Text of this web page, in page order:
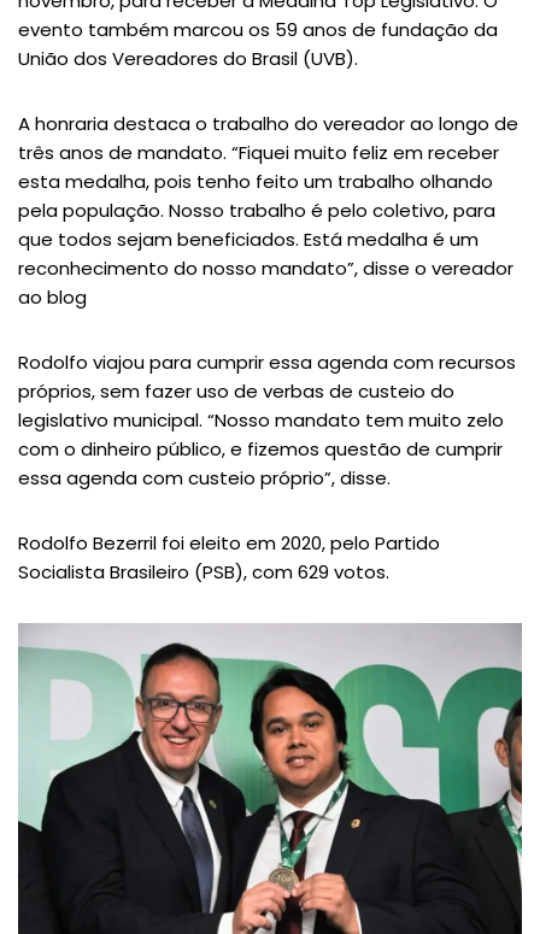
evento também marcou os 59 anos de fundação da
União dos Vereadores do Brasil (UVB).
A honraria destaca o trabalho do vereador ao longo de
três anos de mandato. “Fiquei muito feliz em receber
esta medalha, pois tenho feito um trabalho olhando
pela população. Nosso trabalho é pelo coletivo, para
que todos sejam beneficiados. Está medalha é um
reconhecimento do nosso mandato”, disse o vereador
ao blog
Rodolfo viajou para cumprir essa agenda com recursos
próprios, sem fazer uso de verbas de custeio do
legislativo municipal. “Nosso mandato tem muito zelo
com o dinheiro público, e fizemos questão de cumprir
essa agenda com custeio próprio”, disse.
Rodolfo Bezerril foi eleito em 2020, pelo Partido
Socialista Brasileiro (PSB), com 629 votos.